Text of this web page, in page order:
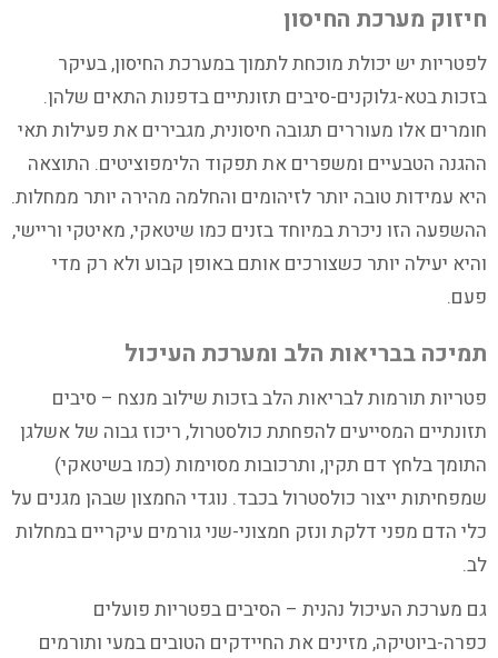
חיזוק מערכת החיסון
לפטריות יש יכולת מוכחת לתמוך במערכת החיסון, בעיקר
בזכות בטא-גלוקנים-סיבים תזונתיים בדפנות התאים שלהן.
חומרים אלו מעוררים תגובה חיסונית, מגבירים את פעילות תאי
ההגנה הטבעיים ומשפרים את תפקוד הלימפוציטים. התוצאה
היא עמידות טובה יותר לזיהומים והחלמה מהירה יותר ממחלות.
ההשפעה הזו ניכרת במיוחד בזנים כמו שיטאקי, מאיטקי וריישי,
והיא יעילה יותר כשצורכים אותם באופן קבוע ולא רק מדי
פעם.
תמיכה בבריאות הלב ומערכת העיכול
פטריות תורמות לבריאות הלב בזכות שילוב מנצח – סיבים
תזונתיים המסייעים להפחתת כולסטרול, ריכוז גבוה של אשלגן
התומך בלחץ דם תקין, ותרכובות מסוימות (כמו בשיטאקי)
שמפחיתות ייצור כולסטרול בכבד. נוגדי החמצון שבהן מגנים על
כלי הדם מפני דלקת ונזק חמצוני-שני גורמים עיקריים במחלות
לב.
גם מערכת העיכול נהנית – הסיבים בפטריות פועלים
כפרה-ביוטיקה, מזינים את החיידקים הטובים במעי ותורמים